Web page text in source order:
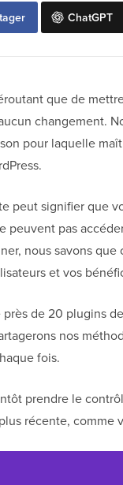
ChatGPT
que de
changement.
pour laquelle
peut signifier que
peuvent pas
nous savons
et vos
près de 20 plugins
nos
fois.
prendre le
récente, comme